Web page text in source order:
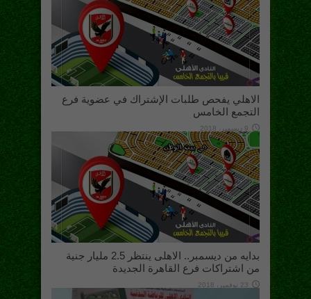
الاهلي يفحص طلبات الإشتراك في عضوية فرع
التجمع الخامس
9 ديسمبر، 2018
بدايه من ديسمبر.. الاهلى ينتظر 2.5 مليار جنية
من اشتراكات فرع القاهرة الجديدة
23 نوفمبر، 2018